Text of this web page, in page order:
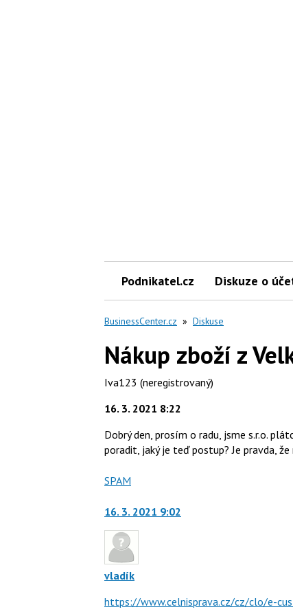
Podnikatel.cz Diskuze o
BusinessCenter.cz » Diskuse
Nákup zboží z
Iva123 (neregistrovaný)
16. 3. 2021 8:22
Dobrý den, prosím o radu, jsme s.r.o.
poradit, jaký je teď postup? Je pravda,
Nahlásit
jako
SPAM
16. 3. 2021 9:02
vladík
https://www.celnisprava.cz/cz/clo/e-